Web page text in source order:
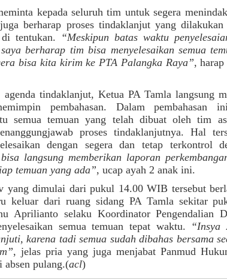
seluruh tim untuk segera
berharap proses tindaklanjut yang dilakukan
tentukan. “Meskipun batas waktu
berharap tim bisa menyelesaikan semua
bisa kita kirim ke PTA Palangka Raya”,
Ketua PA Tamla langsung
pembahasan. Dalam pembahasan
semua temuan yang telah dibuat oleh tim
proses tindaklanjutnya. Hal
dengan segera dan tetap terkontrol
langsung memberikan laporan
temuan yang ada”, ucap ayah 2 anak ini.
dari pukul 14.00 WIB tersebut
keluar dari ruang sidang PA Tamla sekitar
Aprilianto selaku Koordinator Pengendalian
semua temuan tepat waktu. “Insya
karena tadi semua sudah dibahas bersama
, jelas pria yang juga menjabat Panmud
absen pulang.(acl)